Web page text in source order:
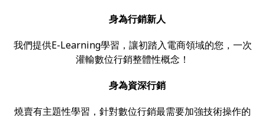
身為行銷新人
我們提供E-Learning學習，讓初踏入電商領域的您，一次
灌輸數位行銷整體性概念！
身為資深行銷
燒賣有主題性學習，針對數位行銷最需要加強技術操作的